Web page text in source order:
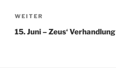
Nächster
Beitrag
WEITER
15. Juni – Zeus‘ Verhandlung